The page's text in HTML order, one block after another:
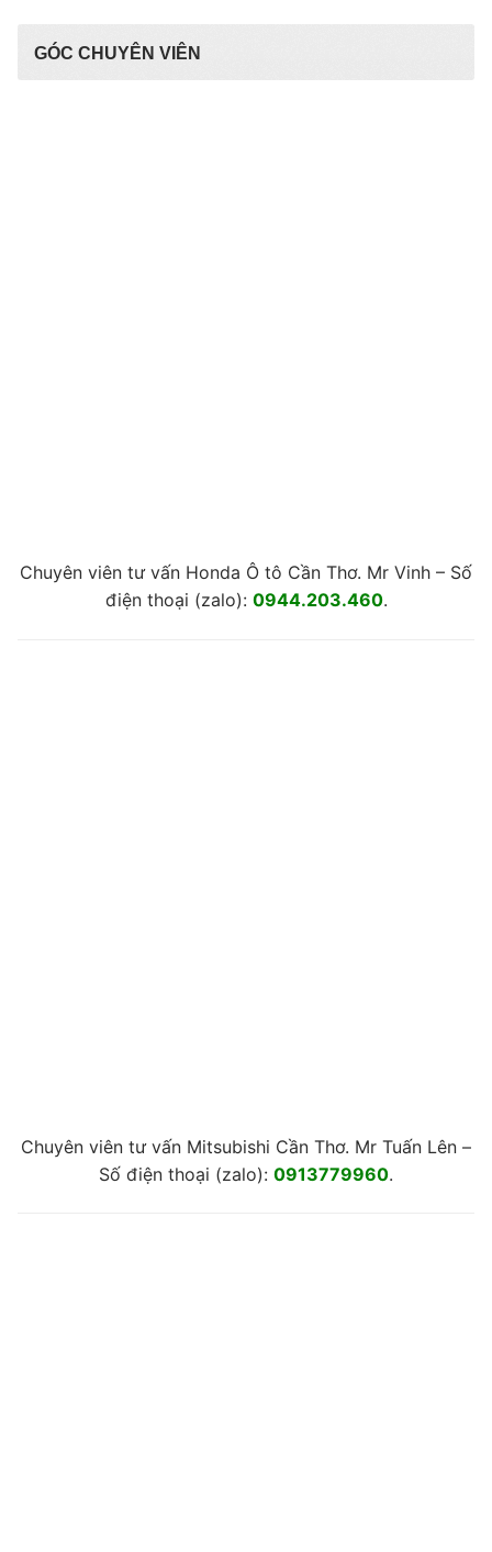
GÓC CHUYÊN VIÊN
Chuyên viên tư vấn Honda Ô tô Cần Thơ. Mr Vinh – Số
điện thoại (zalo): 0944.203.460.
Chuyên viên tư vấn Mitsubishi Cần Thơ. Mr Tuấn Lên –
Số điện thoại (zalo): 0913779960.